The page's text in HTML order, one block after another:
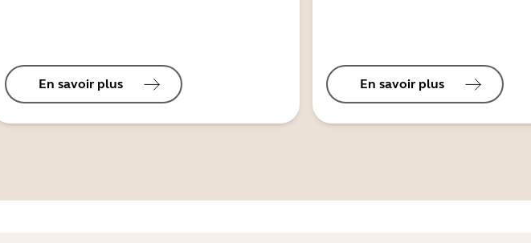
En savoir plus En savoir plus